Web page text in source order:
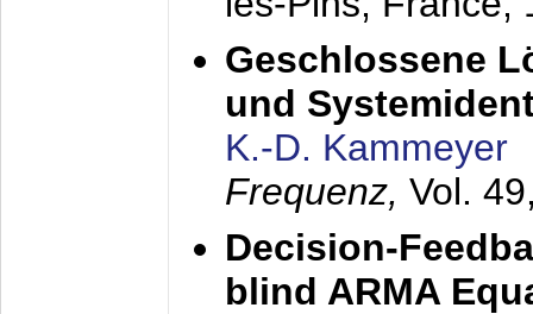
Geschlossene
und
K.-D. Kammeyer
Frequenz, Vol.
Decision-
blind ARMA